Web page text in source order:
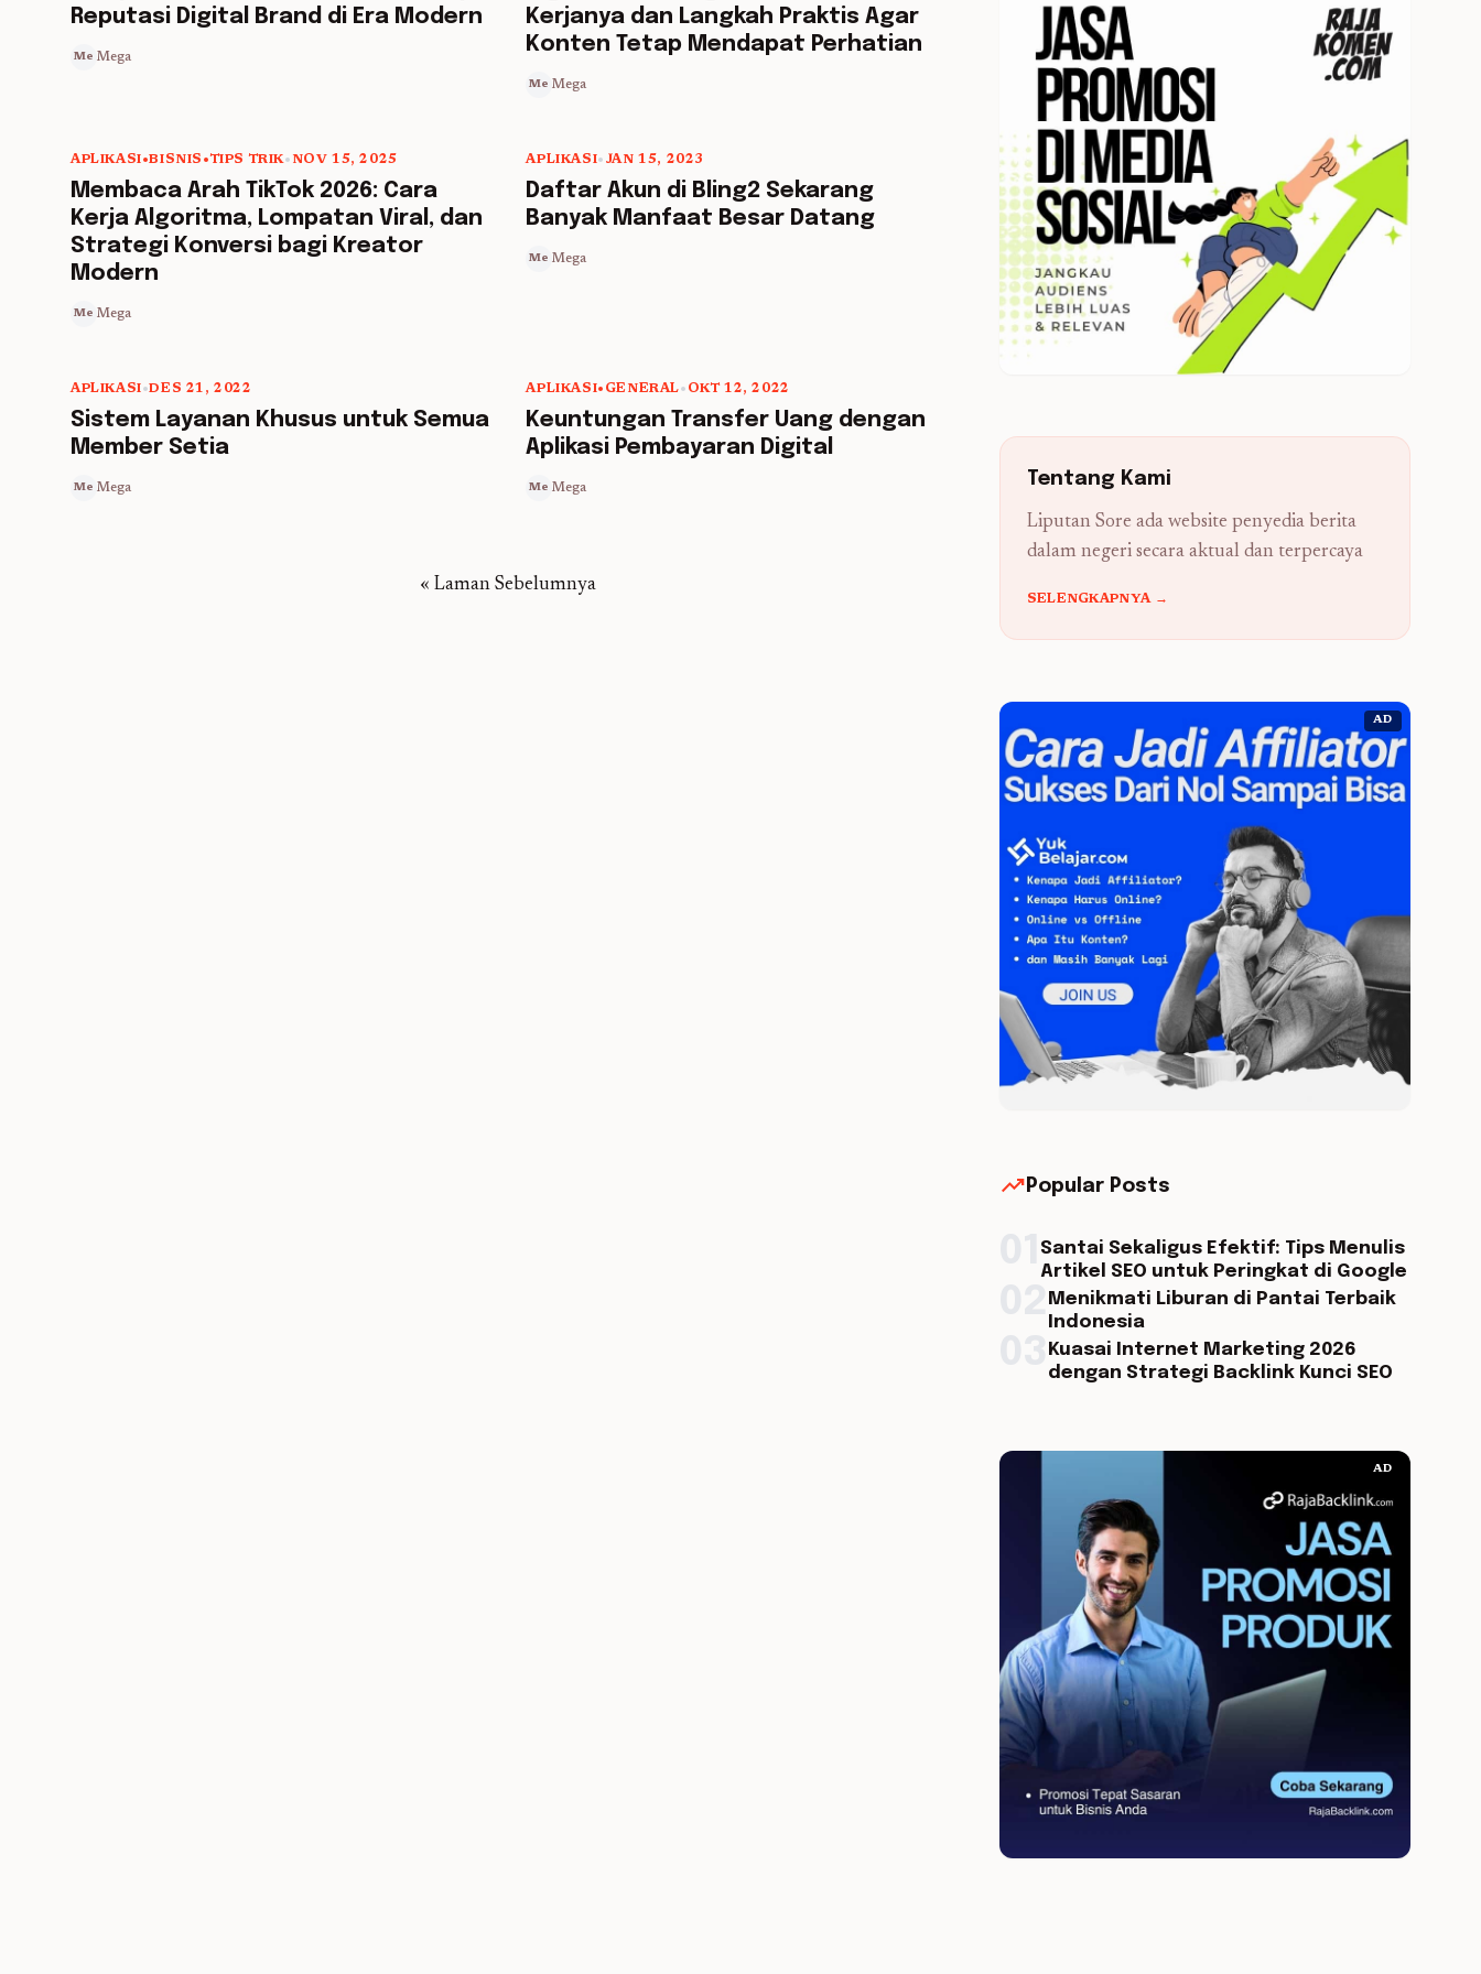
Reputasi Digital Brand di Era Modern
Me Mega
Kerjanya dan Langkah Praktis Agar
Konten Tetap Mendapat Perhatian
Me Mega
5 min read
APLIKASI•BISNIS •TIPS TRIK• NOV 15, 2025
Membaca Arah TikTok 2026: Cara
Kerja Algoritma, Lompatan Viral, dan
Strategi Konversi bagi Kreator
Modern
Me Mega
APLIKASI• JAN 15, 2023
Daftar Akun di Bling2 Sekarang
Banyak Manfaat Besar Datang
Me Mega
5 min read
APLIKASI•DES 21, 2022
Sistem Layanan Khusus untuk Semua
Member Setia
Me Mega
5 min read
APLIKASI• GENERAL• OKT 12, 2022
Keuntungan Transfer Uang dengan
Aplikasi Pembayaran Digital
Me Mega
« Laman Sebelumnya
Tentang Kami
Liputan Sore ada website penyedia berita
dalam negeri secara aktual dan terpercaya
SELENGKAPNYA →
AD
trending_up Popular Posts
Santai Sekaligus Efektif: Tips Menulis
Artikel SEO untuk Peringkat di Google
Menikmati Liburan di Pantai Terbaik
Indonesia
Kuasai Internet Marketing 2026
dengan Strategi Backlink Kunci SEO
AD